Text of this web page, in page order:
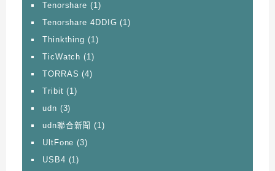
Tenorshare (1)
Tenorshare 4DDIG (1)
Thinkthing (1)
TicWatch (1)
TORRAS (4)
Tribit (1)
udn (3)
udn聯合新聞 (1)
UltFone (3)
USB4 (1)